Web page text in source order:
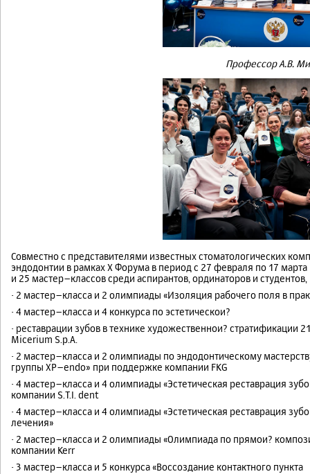
Профессор А.В.
Совместно с представителями известных стоматологических
эндодонтии в рамках Х Форума в период с 27 февраля по 17
и 25 мастер–классов среди аспирантов, ординаторов и
· 2 мастер–класса и 2 олимпиады «Изоляция рабочего поля в
· 4 мастер–класса и 4 конкурса по эстетическои?
· реставрации зубов в технике художественнои?
Micerium S.p.A.
· 2 мастер–класса и 2 олимпиады по эндодонтическому
группы XP–endo» при поддержке компании FKG
· 4 мастер–класса и 4 олимпиады «Эстетическая реставрация
компании S.T.I. dent
· 4 мастер–класса и 4 олимпиады «Эстетическая реставрация
лечения»
· 2 мастер–класса и 2 олимпиады «Олимпиада по прямои?
компании Kerr
· 3 мастер–класса и 5 конкурса «Воссоздание контактного пункта